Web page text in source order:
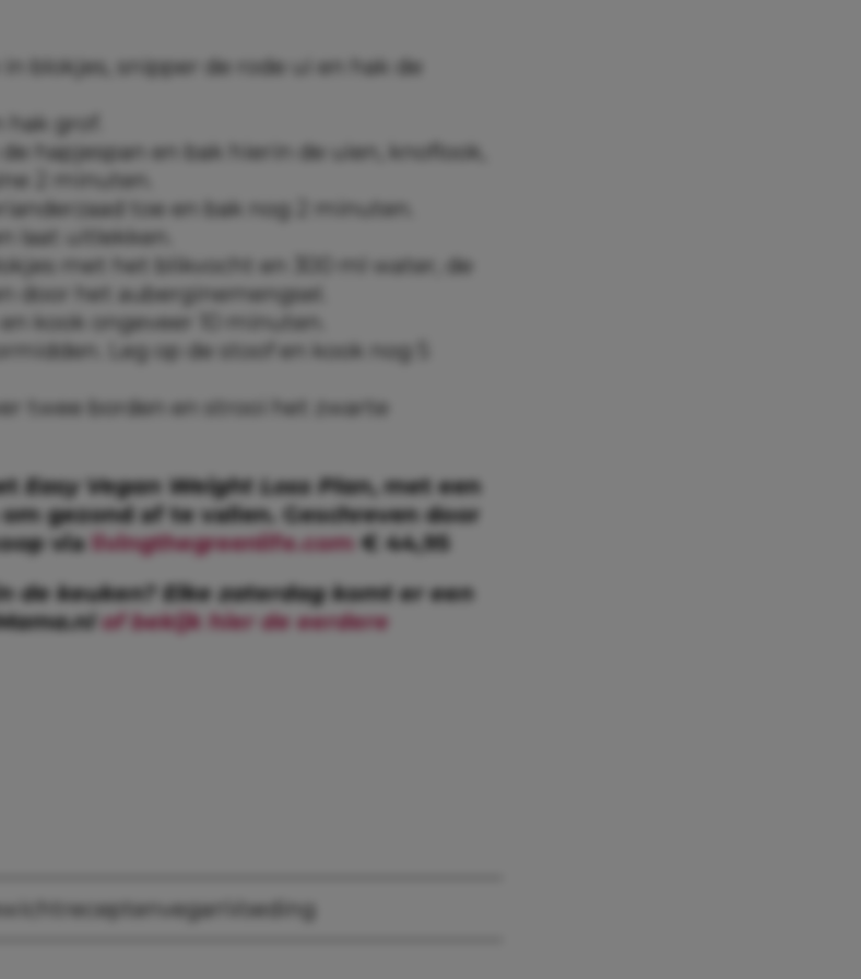
in blokjes, snipper de rode ui en hak de
grof.
hapjespan en bak hierin de uien, knoflook,
2 minuten.
toe en bak nog 2 minuten.
laat uitlekken.
met het blikvocht en 300 ml water, de
door het auberginemengsel.
kook ongeveer 10 minuten.
Leg op de stoof en kook nog 5
twee borden en strooi het zwarte
Easy Vegan Weight Loss Plan, met een
gezond af te vallen. Geschreven door
via livingthegreenlife.com € 44,95
de keuken? Elke zaterdag komt er een
of bekijk hier de eerdere
recepten vegan Voeding